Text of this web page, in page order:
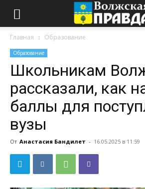
Главная Образование
Образование
Школьникам
рассказали, как
баллы для
вузы
От Анастасия Бандилет - 16.05.2025 в 11:59